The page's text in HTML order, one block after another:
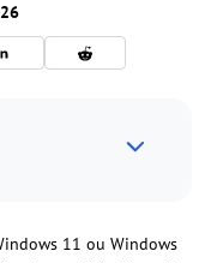
11 ou Windows